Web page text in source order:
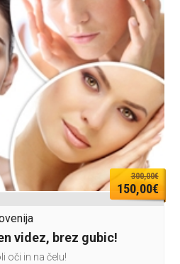
300,00€
150,00€
videz, brez gubic!
oči in na čelu!